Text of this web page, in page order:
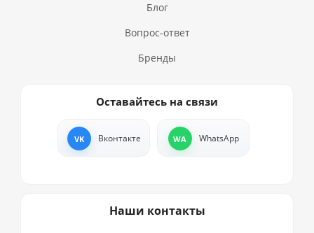
Блог
Вопрос-ответ
Бренды
Оставайтесь на связи
Вконтакте WhatsApp
Наши контакты